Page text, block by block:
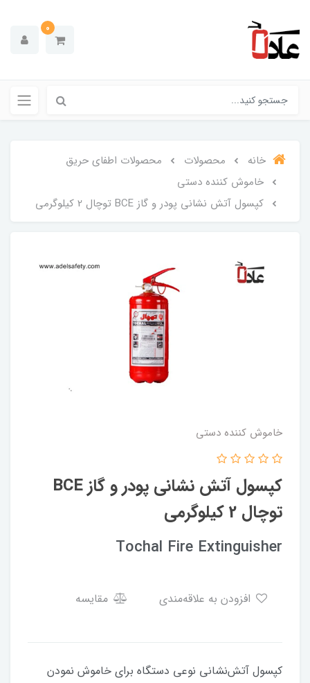
0
خانه محصولات
محصولات اطفای حریق
خاموش کننده دستی
کپسول آتش نشانی پودر و گاز BCE توچال 2 کیلوگرمی
خاموش کننده دستی
کپسول آتش نشانی پودر و گاز BCE
توچال 2 کیلوگرمی
Tochal Fire Extinguisher
مقایسه
کپسول آتش‌نشانی نوعی دستگاه برای خاموش نمودن